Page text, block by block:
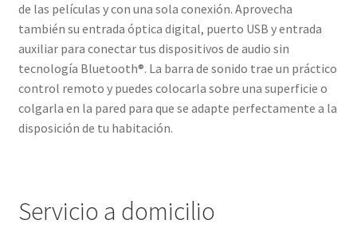
de las películas y con una sola conexión. Aprovecha
también su entrada óptica digital, puerto USB y entrada
auxiliar para conectar tus dispositivos de audio sin
tecnología Bluetooth®. La barra de sonido trae un práctico
control remoto y puedes colocarla sobre una superficie o
colgarla en la pared para que se adapte perfectamente a la
disposición de tu habitación.
Servicio a domicilio